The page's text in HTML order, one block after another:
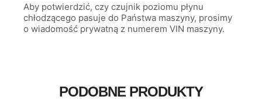
Aby potwierdzić, czy czujnik poziomu płynu
chłodzącego pasuje do Państwa maszyny, prosimy
o wiadomość prywatną z numerem VIN maszyny.
PODOBNE PRODUKTY